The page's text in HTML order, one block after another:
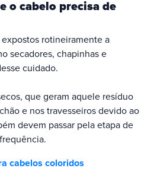
o cabelo precisa de
rotineiramente a
secadores, chapinhas e
cuidado.
que geram aquele resíduo
e nos travesseiros devido ao
devem passar pela etapa de
cabelos coloridos